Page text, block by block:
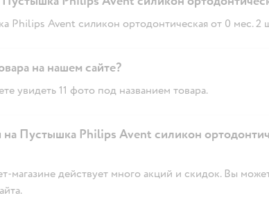
Philips Avent силикон ортодонтическая от 0 мес. 2
на нашем сайте?
увидеть 11 фото под названием товара.
на Пустышка Philips Avent силикон
магазине действует много акций и скидок. Вы